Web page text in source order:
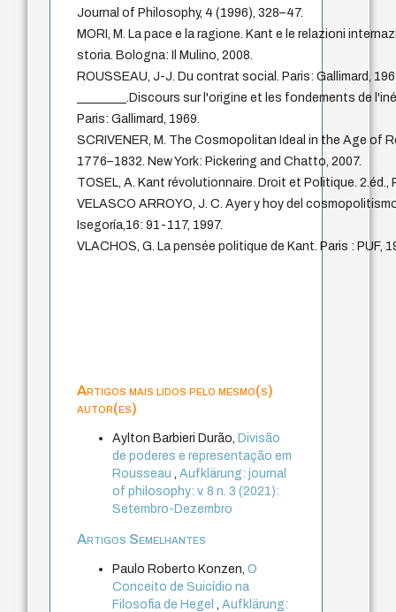
Journal of Philosophy, 4 (1996), 328–47.
MORI, M. La pace e la ragione. Kant e le relazioni
storia. Bologna: Il Mulino, 2008.
ROUSSEAU, J-J. Du contrat social. Paris: Gallimard,
________.Discours sur l'origine et les fondements de
Paris: Gallimard, 1969.
SCRIVENER, M. The Cosmopolitan Ideal in the Age of
1776–1832. New York: Pickering and Chatto, 2007.
TOSEL, A. Kant révolutionnaire. Droit et Politique. 2.éd.,
VELASCO ARROYO, J. C. Ayer y hoy del
Isegoría,16: 91-117, 1997.
VLACHOS, G. La pensée politique de Kant. Paris : PUF,
Artigos mais lidos pelo mesmo(s)
autor(es)
Aylton Barbieri Durão, Divisão
de poderes e representação em
Rousseau,Aufklärung: journal
of philosophy: v. 8 n. 3 (2021):
Setembro-Dezembro
Artigos Semelhantes
Paulo Roberto Konzen,O
Conceito de Suicídio na
Filosofia de Hegel,Aufklärung: